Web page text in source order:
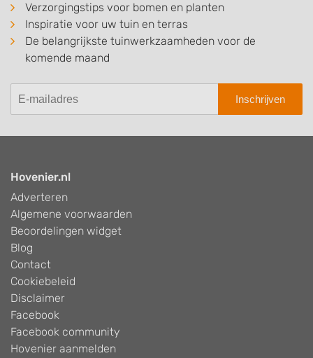
Verzorgingstips voor bomen en planten
Inspiratie voor uw tuin en terras
De belangrijkste tuinwerkzaamheden voor de
komende maand
Inschrijven
Hovenier.nl
Adverteren
Algemene voorwaarden
Beoordelingen widget
Blog
Contact
Cookiebeleid
Disclaimer
Facebook
Facebook community
Hovenier aanmelden